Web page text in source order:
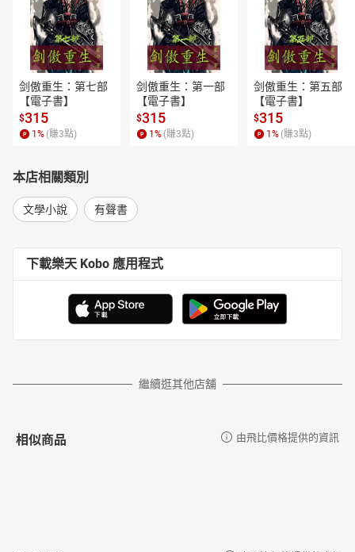
剑傲重生：第七部
【電子書】
$315
1 % (賺3點)
剑傲重生：第一部
【電子書】
$315
1 % (賺3點)
剑傲重生：第五部
【電子書】
$315
1 % (賺3點)
本店相關類別
文學小說 有聲書
下載樂天 Kobo 應用程式
繼續逛其他店舖
相似商品 由飛比價格提供的資訊